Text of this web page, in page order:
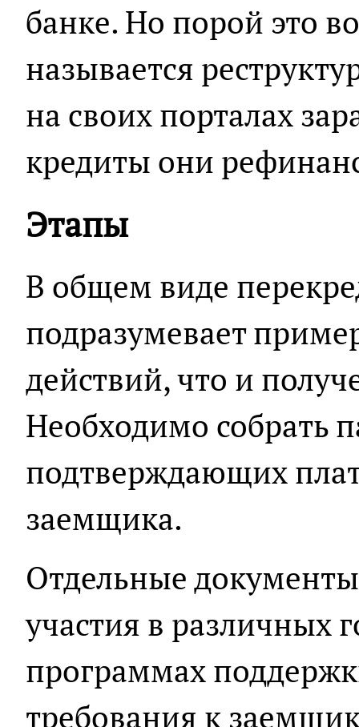
банке. Но порой это
называется
на своих порталах
кредиты они
Этапы
В общем виде
подразумевает
действий, что и
Необходимо собрать
подтверждающих
заемщика.
Отдельные
участия в различных
программах
требования к